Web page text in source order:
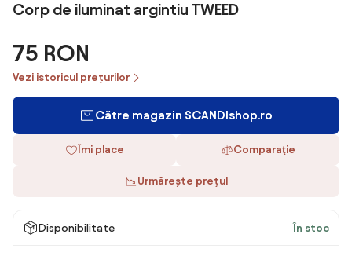
Corp de iluminat argintiu TWEED
75 RON
Vezi istoricul prețurilor
Către magazin SCANDIshop.ro
Îmi place Comparaţie
Urmărește prețul
Disponibilitate În stoc